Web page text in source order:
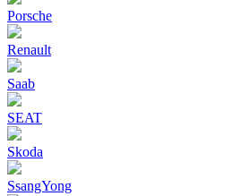
Porsche
Renault
Saab
SEAT
Skoda
SsangYong